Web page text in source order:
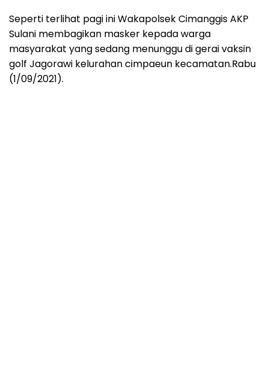
Seperti terlihat pagi ini Wakapolsek Cimanggis AKP
Sulani membagikan masker kepada warga
masyarakat yang sedang menunggu di gerai vaksin
golf Jagorawi kelurahan cimpaeun kecamatan.Rabu
(1/09/2021).